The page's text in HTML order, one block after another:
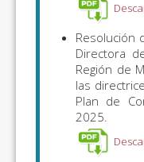
Resolución
Directora
Región de
las
Plan de
2025.